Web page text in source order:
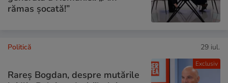
rămas șocată!”
Exclusiv
Politică 29 iul.
Rareș Bogdan, despre mutările